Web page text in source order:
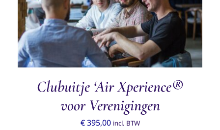
TOEVOEGEN AAN WINKELWAGEN / DETAILS
Clubuitje ‘Air Xperience®
voor Verenigingen
€395,00 incl. BTW